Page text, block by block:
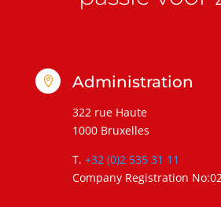
 Administration
322 rue Haute
1000 Bruxelles
T. +32 (0)2 535 31 11
Company Registration